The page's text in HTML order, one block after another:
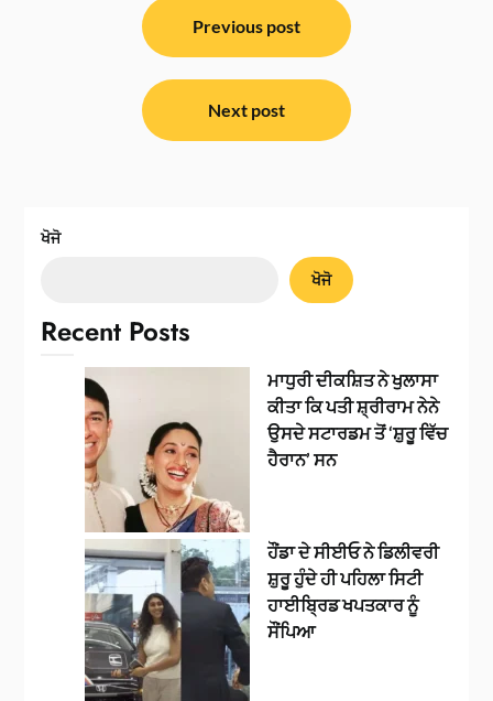
Previous post
Next post
ਖੋਜੋ
ਖੋਜੋ
Recent Posts
ਮਾਧੁਰੀ ਦੀਕਸ਼ਿਤ ਨੇ ਖੁਲਾਸਾ
ਕੀਤਾ ਕਿ ਪਤੀ ਸ਼੍ਰੀਰਾਮ ਨੇਨੇ
ਉਸਦੇ ਸਟਾਰਡਮ ਤੋਂ ‘ਸ਼ੁਰੂ ਵਿੱਚ
ਹੈਰਾਨ’ ਸਨ
ਹੌਂਡਾ ਦੇ ਸੀਈਓ ਨੇ ਡਿਲੀਵਰੀ
ਸ਼ੁਰੂ ਹੁੰਦੇ ਹੀ ਪਹਿਲਾ ਸਿਟੀ
ਹਾਈਬ੍ਰਿਡ ਖਪਤਕਾਰ ਨੂੰ
ਸੌਂਪਿਆ